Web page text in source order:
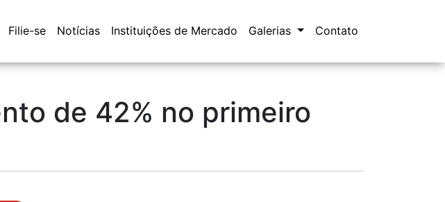
Filie-se Notícias Instituições de Mercado Galerias Contato
de 42% no primeiro